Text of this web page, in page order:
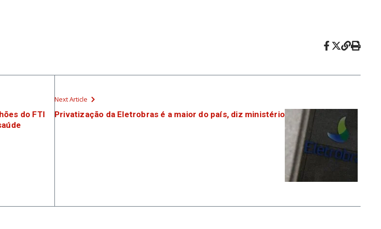
do FTI
Next Article
Privatização da Eletrobras é a maior do país, diz ministério